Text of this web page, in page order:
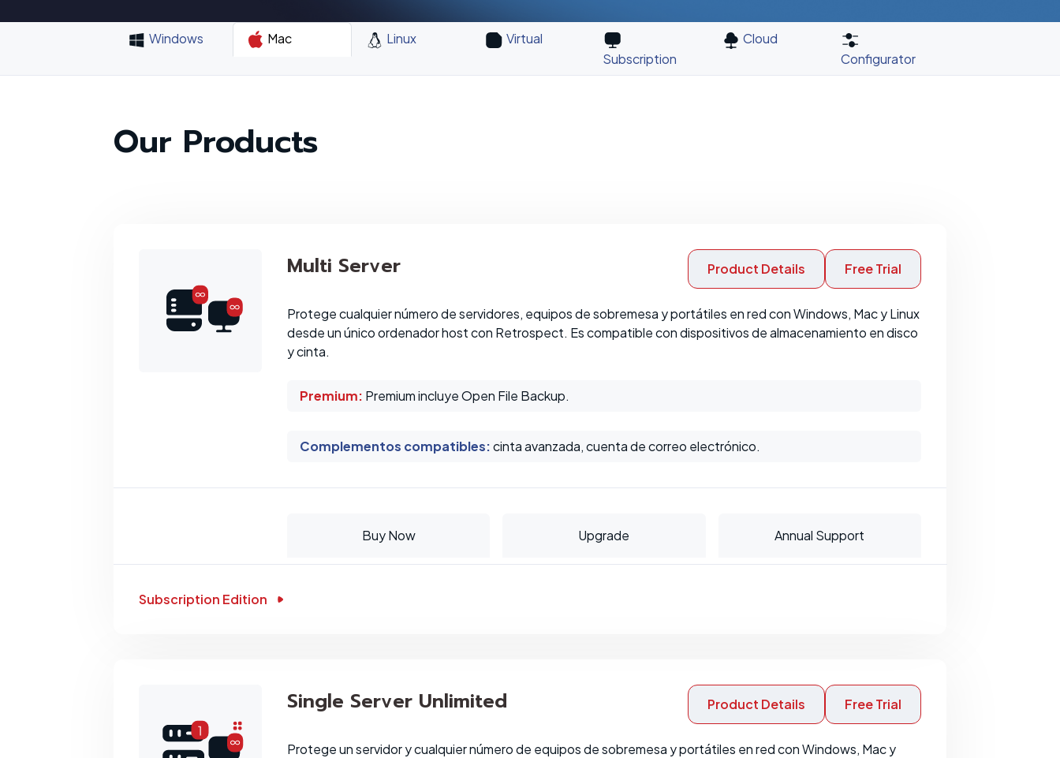
Windows Mac Linux
Virtual
Subscription
Cloud
Configurator
Our Products
Multi Server Product Details Free Trial
Protege cualquier número de servidores, equipos de sobremesa y portátiles en red con Windows, Mac y Linux
desde un único ordenador host con Retrospect. Es compatible con dispositivos de almacenamiento en disco
y cinta.
Premium: Premium incluye Open File Backup.
Complementos compatibles:cinta avanzada, cuenta de correo electrónico.
Buy Now Upgrade Annual Support
Subscription Edition
Single Server Unlimited Product Details Free Trial
Protege un servidor y cualquier número de equipos de sobremesa y portátiles en red con Windows, Mac y